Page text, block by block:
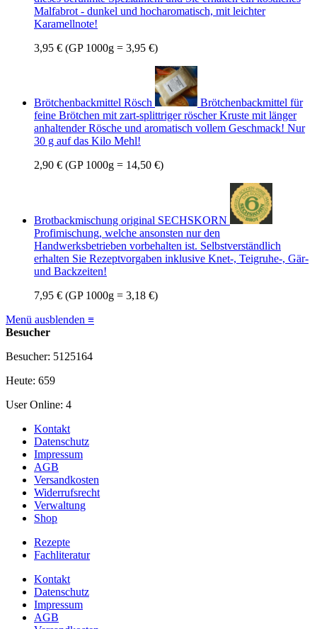
Malfabrot - dunkel und hocharomatisch, mit leichter
Karamellnote!
3,95 € (GP 1000g = 3,95 €)
Brötchenbackmittel Rösch
Brötchenbackmittel für
feine Brötchen mit zart-splittriger röscher Kruste mit länger
anhaltender Rösche und aromatisch vollem Geschmack! Nur
30 g auf das Kilo Mehl!
2,90 € (GP 1000g = 14,50 €)
Brotbackmischung original SECHSKORN
Profimischung, welche ansonsten nur den
Handwerksbetrieben vorbehalten ist. Selbstverständlich
erhalten Sie Rezeptvorgaben inklusive Knet-, Teigruhe-, Gär-
und Backzeiten!
7,95 € (GP 1000g = 3,18 €)
Menü ausblenden ≡
Besucher
Besucher: 5125164
Heute: 659
User Online: 4
Kontakt
Datenschutz
Impressum
AGB
Versandkosten
Widerrufsrecht
Verwaltung
Shop
Rezepte
Fachliteratur
Kontakt
Datenschutz
Impressum
AGB